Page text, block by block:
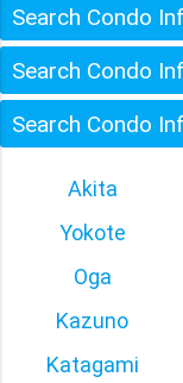
Search Condo
Search Condo
Search Condo
Akita
Yokote
Oga
Kazuno
Katagami